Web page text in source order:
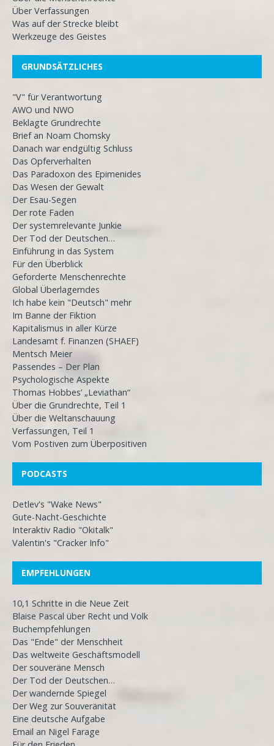
Über Verfassungen
Was auf der Strecke bleibt
Werkzeuge des Geistes
GRUNDSÄTZLICHES
"V" für Verantwortung
AWO und NWO
Beklagte Grundrechte
Brief an Noam Chomsky
Danach war endgültig Schluss
Das Opferverhalten
Das Paradoxon des Epimenides
Das Wesen der Gewalt
Der Esau-Segen
Der rote Faden
Der systemrelevante Junkie
Der Tod der Deutschen…
Einführung in das System
Für den Überblick
Geforderte Menschenrechte
Global Überlagerndes
Ich habe kein "Deutsch" mehr
Im Banne der Fiktion
Kapitalismus in aller Kürze
Landesamt f. Finanzen (SHAEF)
Mentsch Meier
Passendes – Der Plan
Psychologische Aspekte
Thomas Hobbes’ „Leviathan“
Über die Grundrechte, Teil 1
Über die Weltanschauung
Verfassungen, Teil 1
Vom Postiven zum Überpositiven
PODCASTS
Detlev's "Wake News"
Gute-Nacht-Geschichte
Interaktiv Radio "Okitalk"
Valentin's "Cracker Info"
EMPFEHLUNGEN
10,1 Schritte in die Neue Zeit
Blaise Pascal über Recht und Volk
Buchempfehlungen
Das "Ende" der Menschheit
Das weltweite Geschäftsmodell
Der souveräne Mensch
Der Tod der Deutschen…
Der wandernde Spiegel
Der Weg zur Souveränität
Eine deutsche Aufgabe
Email an Nigel Farage